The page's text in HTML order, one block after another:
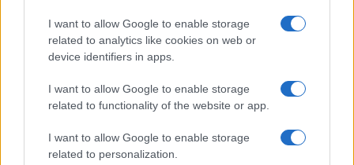
I want to allow Google to enable storage
related to analytics like cookies on web or
device identifiers in apps.
I want to allow Google to enable storage
related to functionality of the website or app.
I want to allow Google to enable storage
related to personalization.